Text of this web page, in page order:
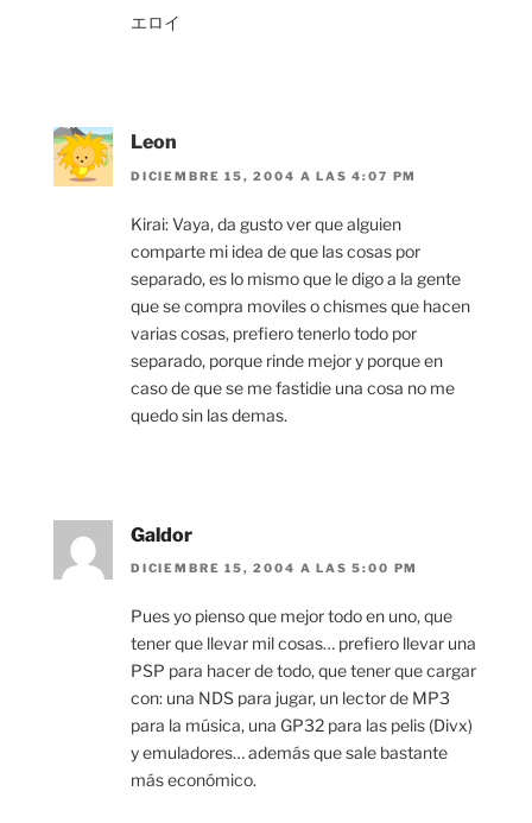
エロイ
Leon
DICIEMBRE 15, 2004 A LAS 4:07 PM
Kirai: Vaya, da gusto ver que alguien
comparte mi idea de que las cosas por
separado, es lo mismo que le digo a la gente
que se compra moviles o chismes que hacen
varias cosas, prefiero tenerlo todo por
separado, porque rinde mejor y porque en
caso de que se me fastidie una cosa no me
quedo sin las demas.
Galdor
DICIEMBRE 15, 2004 A LAS 5:00 PM
Pues yo pienso que mejor todo en uno, que
tener que llevar mil cosas… prefiero llevar una
PSP para hacer de todo, que tener que cargar
con: una NDS para jugar, un lector de MP3
para la música, una GP32 para las pelis (Divx)
y emuladores… además que sale bastante
más económico.